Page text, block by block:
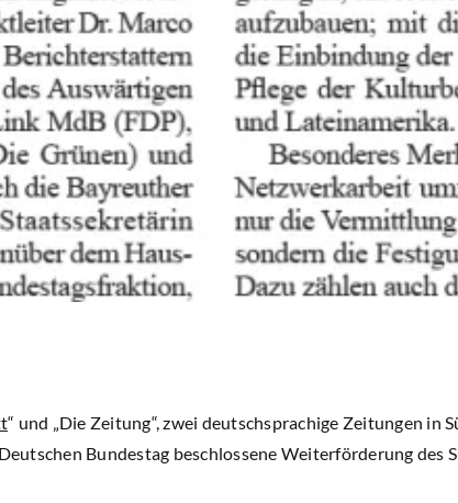
“ und „Die Zeitung“, zwei deutschsprachige Zeitungen in
Bundestag beschlossene Weiterförderung des